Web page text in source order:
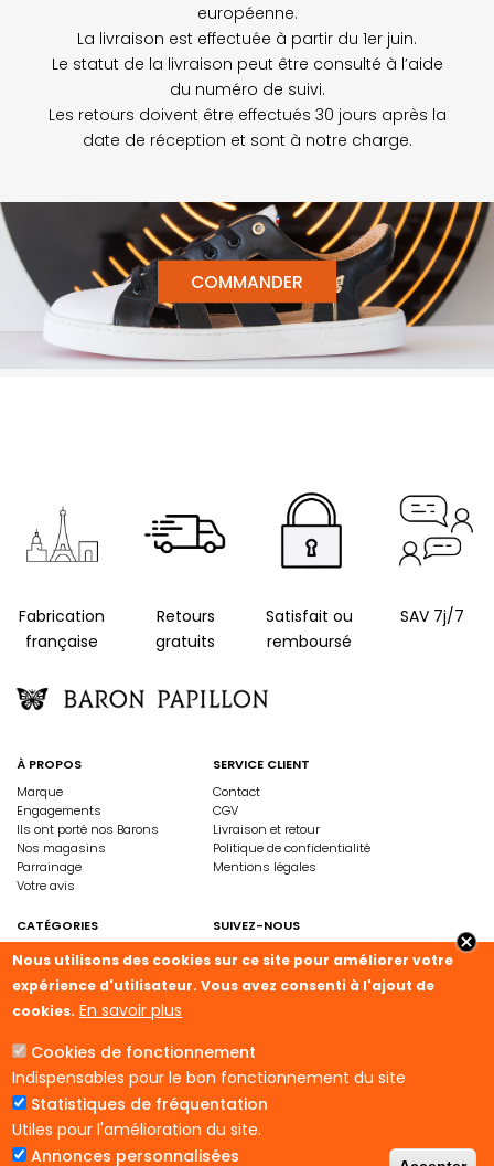
européenne.
La livraison est effectuée à partir du 1er juin.
Le statut de la livraison peut être consulté à l’aide
du numéro de suivi.
Les retours doivent être effectués 30 jours après la
date de réception et sont à notre charge.
COMMANDER
Fabrication
française
Retours
gratuits
Satisfait ou
remboursé
SAV 7j/7
À PROPOS
Marque
Engagements
Ils ont porté nos Barons
Nos magasins
Parrainage
Votre avis
SERVICE CLIENT
Contact
CGV
Livraison et retour
Politique de confidentialité
Mentions légales
CATÉGORIES
Femme
Collection
SUIVEZ-NOUS
Instagram
Linkedin
Nous utilisons des cookies sur ce site pour améliorer votre
expérience d'utilisateur. Vous avez consenti à l'ajout de
cookies. En savoir plus
Cookies de fonctionnement
Indispensables pour le bon fonctionnement du site
Statistiques de fréquentation
Utiles pour l'amélioration du site.
Annonces personnalisées